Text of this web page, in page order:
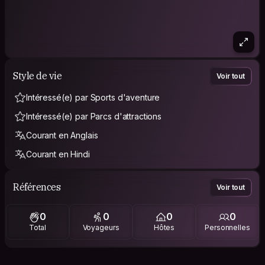
Style de vie Voir tout
Intéressé(e) par Sports d'aventure
Intéressé(e) par Parcs d'attractions
Courant en Anglais
Courant en Hindi
Références Voir tout
0
Total
0
Voyageurs
0
Hôtes
0
Personnelles